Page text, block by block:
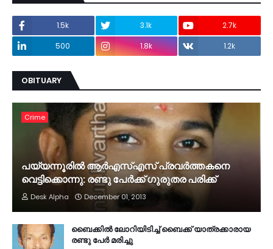
1.5k 3.1k
2.7k
500
1.8k 1.2k
OBITUARY
Crime
പയ്യന്നൂരില്‍ ആര്‍എസ്എസ് പ്രവര്‍ത്തകനെ
വെട്ടിക്കൊന്നു: രണ്ടു പേര്‍ക്ക് ഗുരുതര പരിക്ക്
Desk Alpha December 01, 2013
ബൈക്കില്‍ ലോറിയിടിച്ച് ബൈക്ക് യാത്രക്കാരായ
രണ്ടു പേര്‍ മരിച്ചു